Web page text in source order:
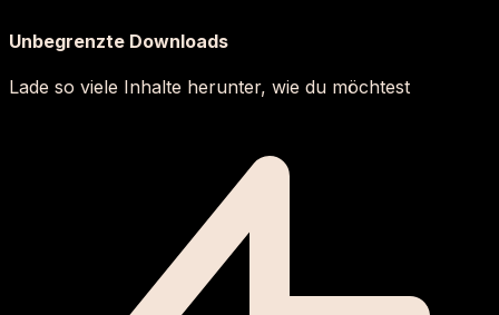
Unbegrenzte Downloads
Lade so viele Inhalte herunter, wie du möchtest